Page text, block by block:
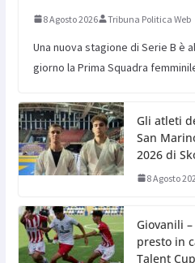
8 Agosto 2026 Tribuna Politica Web
Una nuova stagione di Serie B è
giorno la Prima Squadra
Gli atleti
San
2026 di
8 Agosto
Giovanili
presto in
Talent